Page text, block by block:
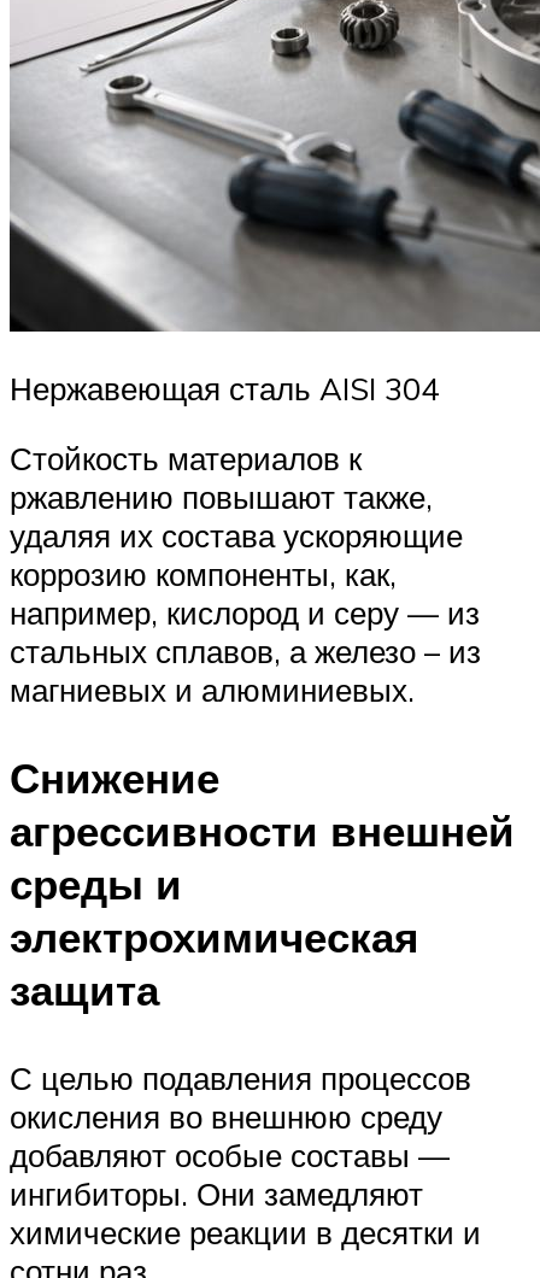
Нержавеющая сталь AISI 304
Стойкость материалов к
ржавлению повышают также,
удаляя их состава ускоряющие
коррозию компоненты, как,
например, кислород и серу — из
стальных сплавов, а железо – из
магниевых и алюминиевых.
Снижение
агрессивности внешней
среды и
электрохимическая
защита
С целью подавления процессов
окисления во внешнюю среду
добавляют особые составы —
ингибиторы. Они замедляют
химические реакции в десятки и